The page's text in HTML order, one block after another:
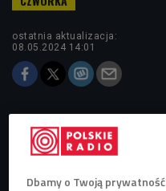
ostatnia aktualizacja:
08.05.2024 14:01
Obserwuj nas na
Google News
Dbamy o Twoją prywatność